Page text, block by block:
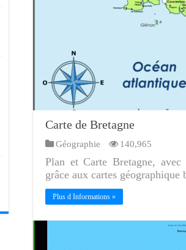
Carte de Bretagne
Géographie 140,965
Plan et Carte Bretagne, avec
grâce aux cartes
Plus d Informations »